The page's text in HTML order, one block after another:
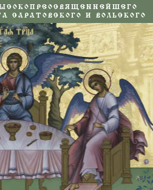
САРАТОВСКОГО И ВОЛЬСКОГО